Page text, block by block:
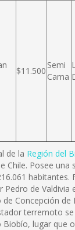
$11.500
Semi
Cama
de la Región del
Chile. Posee una
habitantes.
de Valdivia
Concepción de
terremoto
lugar que